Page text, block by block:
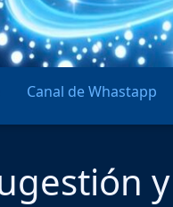
Canal de Whastapp